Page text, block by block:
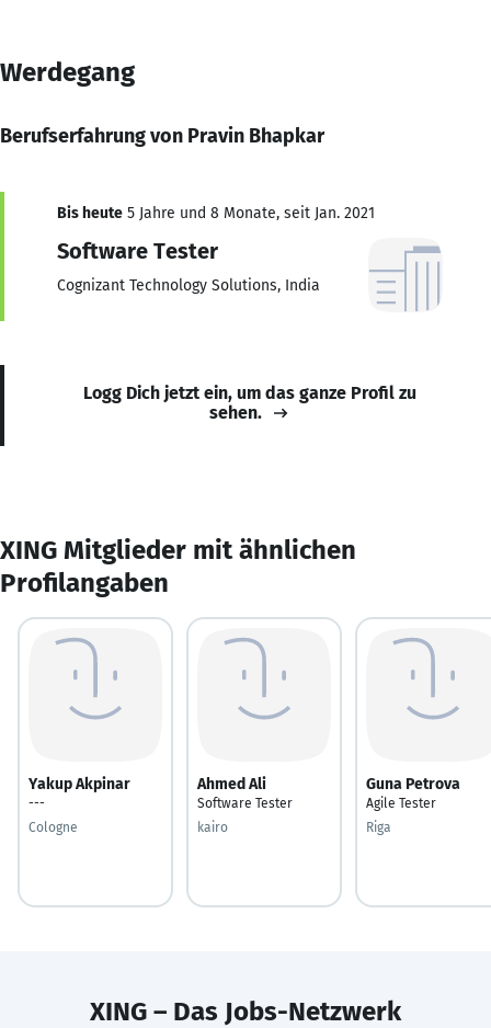
Werdegang
Berufserfahrung von Pravin Bhapkar
Bis heute 5 Jahre und 8 Monate, seit Jan. 2021
Software Tester
Cognizant Technology Solutions, India
Logg Dich jetzt ein, um das ganze Profil zu
sehen.
XING Mitglieder mit ähnlichen
Profilangaben
Yakup Akpinar
---
Cologne
Ahmed Ali
Software Tester
kairo
Guna Petrova
Agile Tester
Riga
XING – Das Jobs-Netzwerk